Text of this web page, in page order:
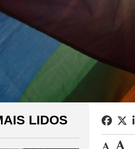
LIDOS